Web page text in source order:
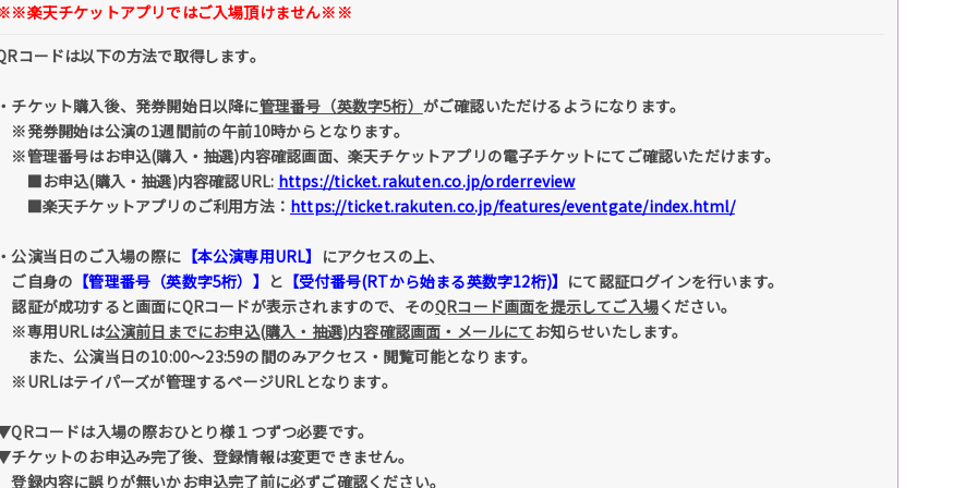
楽天チケットアプリではご入場頂けません※※
コードは以下の方法で取得します。
チケット購入後、発券開始日以降に管理番号（英数字5桁） がご確認いただけるようになります。
発券開始は公演の1週間前の午前10時からとなります。
管理番号はお申込(購入・抽選)内容確認画面、楽天チケットアプリの電子チケットにてご確認いただけます。
お申込(購入・抽選)内容確認URL: https://ticket.rakuten.co.jp/orderreview
楽天チケットアプリのご利用方法： https://ticket.rakuten.co.jp/features/eventgate/index.html/
公演当日のご入場の際に 【本公演専用URL】 にアクセスの上、
自身の 【管理番号（英数字5桁）】 と 【受付番号(RTから始まる英数字12桁)】 にて認証ログインを行います。
証が成功すると画面にQRコードが表示されますので、そのQRコード画面を提示してご入場ください。
専用URLは公演前日までにお申込(購入・抽選)内容確認画面・メールにて お知らせいたします。
た、公演当日の10:00～23:59の間のみアクセス・閲覧可能となります。
はテイパーズが管理するページURLとなります。
コードは入場の際おひとり様１つずつ必要です。
チケットのお申込み完了後、登録情報は変更できません。
録内容に誤りが無いかお申込完了前に必ずご確認ください。